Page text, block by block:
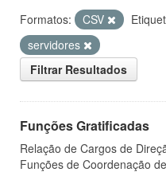
Formatos: CSV
servidores
Filtrar Resultados
Funções Gratificadas
Relação de Cargos de
Funções de Coordenação